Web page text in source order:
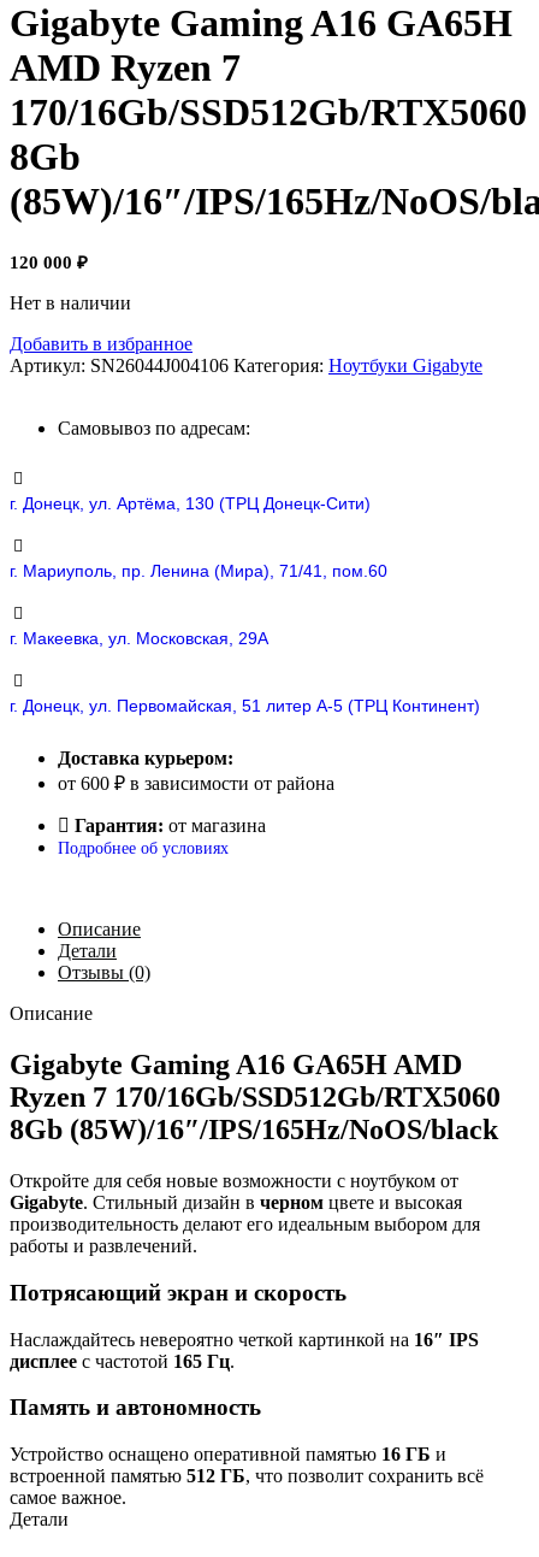
Gigabyte Gaming A16 GA65H
AMD Ryzen 7
170/16Gb/SSD512Gb/RTX5060
8Gb
(85W)/16″/IPS/165Hz/NoOS/
120 000 ₽
Нет в наличии
Добавить в избранное
Артикул: SN26044J004106 Категория: Ноутбуки Gigabyte
Самовывоз по адресам:
г. Донецк, ул. Артёма, 130 (ТРЦ Донецк-Сити)
г. Мариуполь, пр. Ленина (Мира), 71/41, пом.60
г. Макеевка, ул. Московская, 29А
г. Донецк, ул. Первомайская, 51 литер А-5 (ТРЦ Континент)
Доставка курьером:
от 600 ₽ в зависимости от района
Гарантия: от магазина
Подробнее об условиях
Описание
Детали
Отзывы (0)
Описание
Gigabyte Gaming A16 GA65H AMD
Ryzen 7 170/16Gb/SSD512Gb/RTX5060
8Gb (85W)/16″/IPS/165Hz/NoOS/black
Откройте для себя новые возможности с ноутбуком от
Gigabyte. Стильный дизайн в черном цвете и высокая
производительность делают его идеальным выбором для
работы и развлечений.
Потрясающий экран и скорость
Наслаждайтесь невероятно четкой картинкой на 16″ IPS
дисплее с частотой 165 Гц.
Память и автономность
Устройство оснащено оперативной памятью 16 ГБ и
встроенной памятью 512 ГБ, что позволит сохранить всё
самое важное.
Детали